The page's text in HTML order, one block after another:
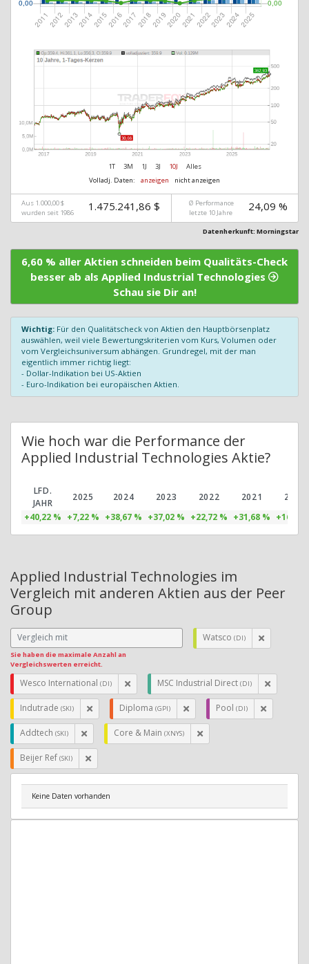
1T 3M 1J 3J 10J
Alles
Volladj. Daten:
anzeigen nicht anzeigen
Aus 1.000,00 $
wurden seit 1986
1.475.241,86 $
Ø Performance
letzte 10 Jahre
24,09 %
Datenherkunft: Morningstar
6,60 % aller Aktien schneiden beim Qualitäts-Check
besser ab als Applied Industrial Technologies
Schau sie Dir an!
Wichtig: Für den Qualitätscheck von Aktien den Hauptbörsenplatz
auswählen, weil viele Bewertungskriterien vom Kurs, Volumen oder
vom Vergleichsuniversum abhängen. Grundregel, mit der man
eigentlich immer richtig liegt:
- Dollar-Indikation bei US-Aktien
- Euro-Indikation bei europäischen Aktien.
Wie hoch war die Performance der
Applied Industrial Technologies Aktie?
LFD.
JAHR
2025 2024 2023 2022 2021
2020
+40,22 % +7,22 % +38,67 % +37,02 % +22,72 % +31,68 % +16,94
Applied Industrial Technologies im
Vergleich mit anderen Aktien aus der Peer
Group
Sie haben die maximale Anzahl an
Vergleichswerten erreicht.
Watsco (DI)
Wesco International (DI) MSC Industrial Direct (DI)
Indutrade (SKI) Diploma (GPI) Pool (DI)
Addtech (SKI) Core & Main (XNYS)
Beijer Ref (SKI)
Keine Daten vorhanden